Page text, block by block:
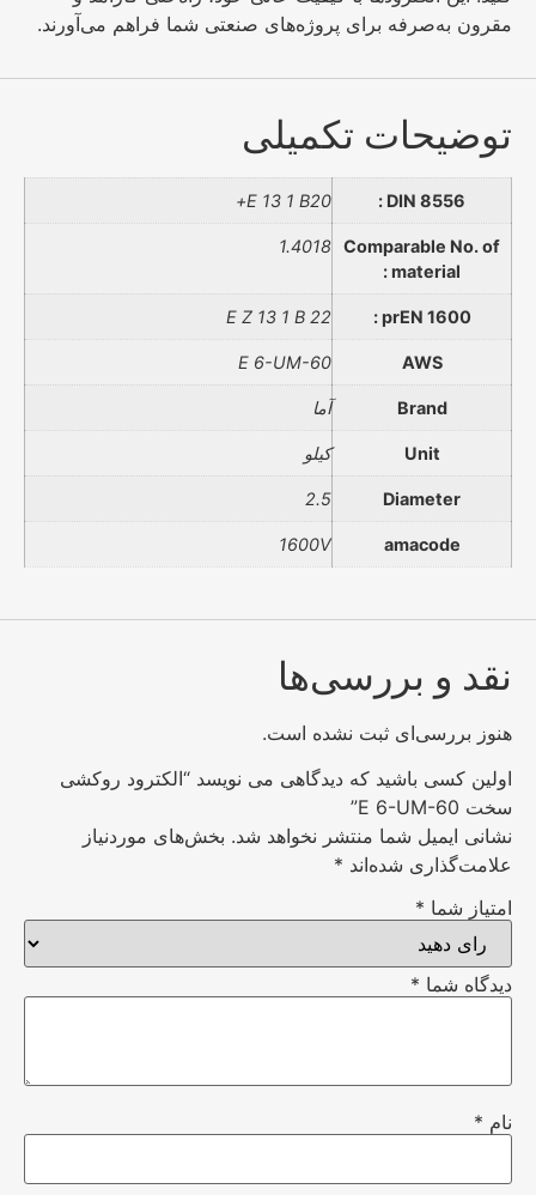
مقرون به‌صرفه برای پروژه‌های صنعتی شما فراهم می‌آورند.
توضیحات تکمیلی
DIN 8556 :
E 13 1 B20+
Comparable No. of
material :
1.4018
prEN 1600 :
E Z 13 1 B 22
AWS
E 6-UM-60
Brand آما
Unit کیلو
Diameter
2.5
amacode
1600V
نقد و بررسی‌ها
هنوز بررسی‌ای ثبت نشده است.
اولین کسی باشید که دیدگاهی می نویسد “الکترود روکشی
سخت E 6-UM-60”
نشانی ایمیل شما منتشر نخواهد شد. بخش‌های موردنیاز
علامت‌گذاری شده‌اند *
امتیاز شما *
دیدگاه شما *
نام *